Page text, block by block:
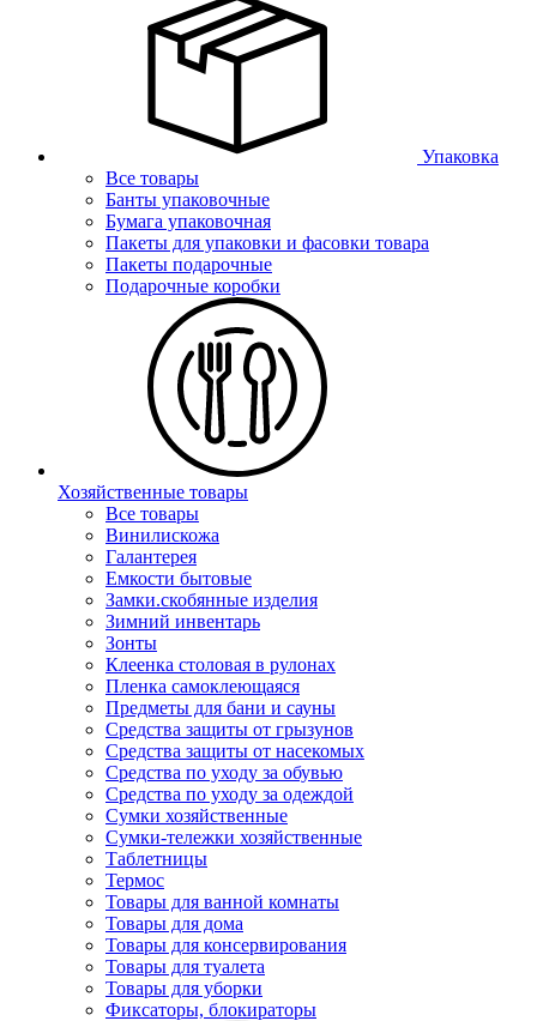
Упаковка
Все товары
Банты упаковочные
Бумага упаковочная
Пакеты для упаковки и фасовки товара
Пакеты подарочные
Подарочные коробки
Хозяйственные товары
Все товары
Винилискожа
Галантерея
Емкости бытовые
Замки.скобянные изделия
Зимний инвентарь
Зонты
Клеенка столовая в рулонах
Пленка самоклеющаяся
Предметы для бани и сауны
Средства защиты от грызунов
Средства защиты от насекомых
Средства по уходу за обувью
Средства по уходу за одеждой
Сумки хозяйственные
Сумки-тележки хозяйственные
Таблетницы
Термос
Товары для ванной комнаты
Товары для дома
Товары для консервирования
Товары для туалета
Товары для уборки
Фиксаторы, блокираторы